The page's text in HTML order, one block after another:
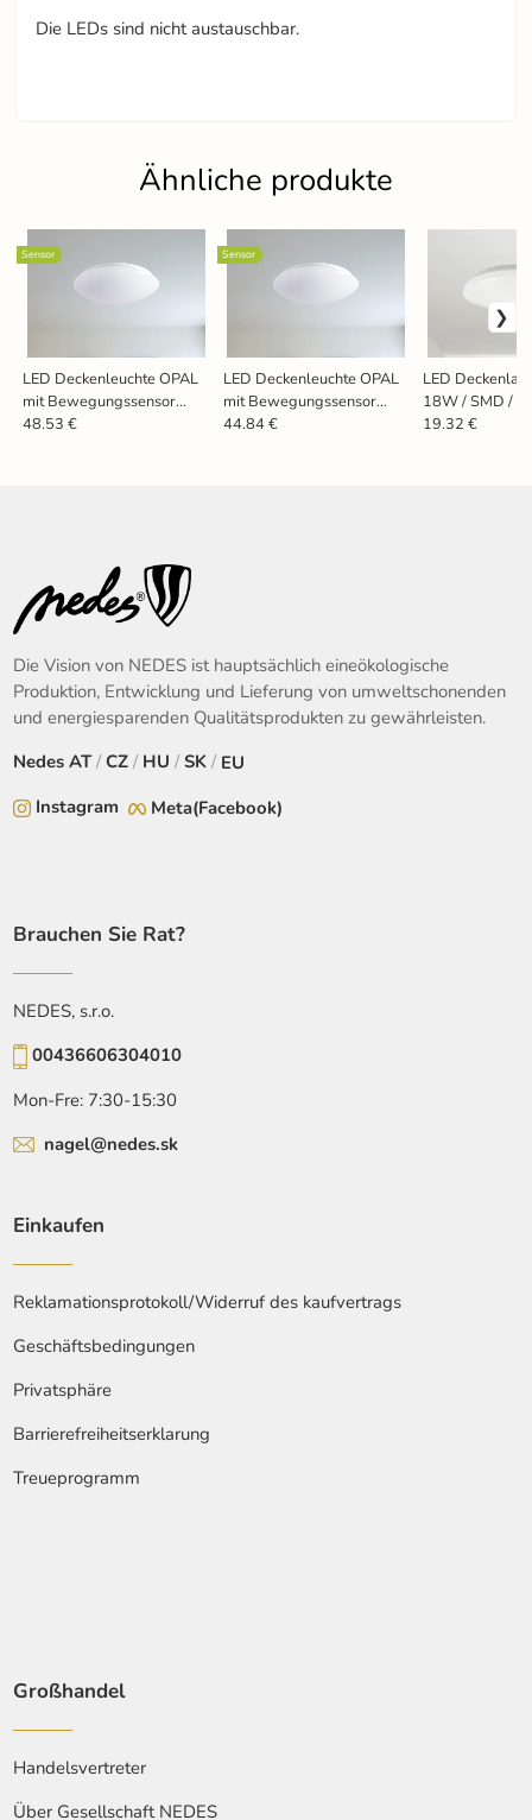
Die LEDs sind nicht austauschbar.
Ähnliche produkte
LED Deckenleuchte OPAL
mit Bewegungssensor
12W / SMD / 4000K / MS-
Sensor
48.53 €
LED Deckenleuchte OPAL
mit Bewegungssensor
12W / CLR12W / 24SMD
Sensor
44.84 €
LED
18W / SMD /
LCL422S
19.32 €
Die Vision von NEDES ist hauptsächlich eineökologische
Produktion, Entwicklung und Lieferung von umweltschonenden
und energiesparenden Qualitätsprodukten zu gewährleisten.
NedesAT / CZ / HU / SK / EU
Instagram
Meta(Facebook)
Brauchen Sie Rat?
NEDES, s.r.o.
00436606304010
Mon-Fre: 7:30-15:30
nagel@nedes.sk
Einkaufen
Reklamationsprotokoll/Widerruf des kaufvertrags
Geschäftsbedingungen
Privatsphäre
Barrierefreiheitserklarung
Treueprogramm
Großhandel
Handelsvertreter
Über Gesellschaft NEDES